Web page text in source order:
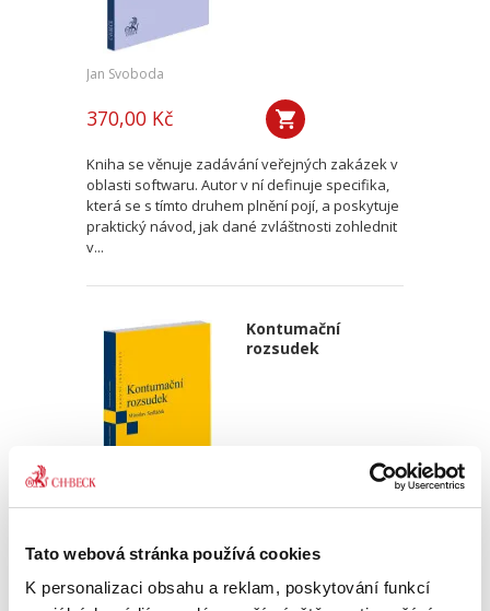
Tato webová stránka používá cookies
K personalizaci obsahu a reklam, poskytování funkcí
Jan Svoboda
370,00 Kč
Kniha se věnuje zadávání veřejných zakázek v
oblasti softwaru. Autor v ní definuje specifika,
která se s tímto druhem plnění pojí, a poskytuje
praktický návod, jak dané zvláštnosti zohlednit
v...
Kontumační
rozsudek